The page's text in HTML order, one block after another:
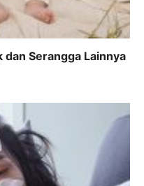
Serangga Lainnya